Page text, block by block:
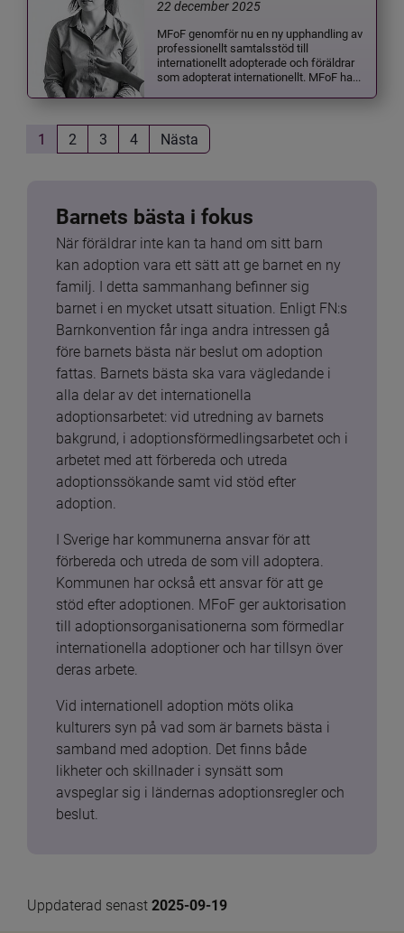
22 december 2025
MFoF genomför nu en ny upphandling av
professionellt samtalsstöd till
internationellt adopterade och föräldrar
som adopterat internationellt. MFoF ha...
1 2 3 4 Nästa
Barnets bästa i fokus
När föräldrar inte kan ta hand om sitt barn
kan adoption vara ett sätt att ge barnet en ny
familj. I detta sammanhang befinner sig
barnet i en mycket utsatt situation. Enligt FN:s
Barnkonvention får inga andra intressen gå
före barnets bästa när beslut om adoption
fattas. Barnets bästa ska vara vägledande i
alla delar av det internationella
adoptionsarbetet: vid utredning av barnets
bakgrund, i adoptionsförmedlingsarbetet och i
arbetet med att förbereda och utreda
adoptionssökande samt vid stöd efter
adoption.
I Sverige har kommunerna ansvar för att
förbereda och utreda de som vill adoptera.
Kommunen har också ett ansvar för att ge
stöd efter adoptionen. MFoF ger auktorisation
till adoptionsorganisationerna som förmedlar
internationella adoptioner och har tillsyn över
deras arbete.
Vid internationell adoption möts olika
kulturers syn på vad som är barnets bästa i
samband med adoption. Det finns både
likheter och skillnader i synsätt som
avspeglar sig i ländernas adoptionsregler och
beslut.
Uppdaterad senast 2025-09-19